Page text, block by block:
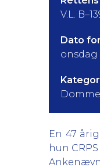
V.L.
Dato
onsdag
En 47
hun